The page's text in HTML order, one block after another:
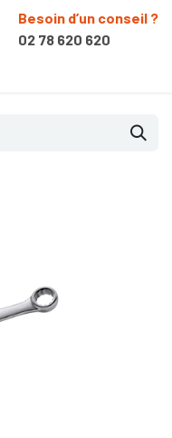
Besoin d’un conseil ?
02 78 620 620